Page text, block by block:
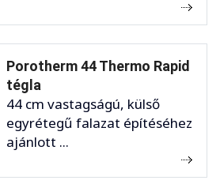
Porotherm 44 Thermo Rapid
tégla
44 cm vastagságú, külső
egyrétegű falazat építéséhez
ajánlott ...